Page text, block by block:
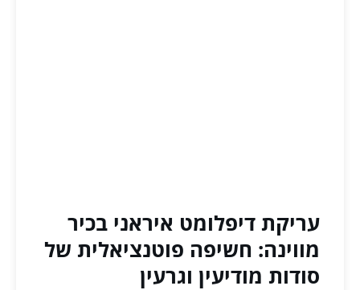
עריקת דיפלומט איראני בכיר
מווינה: חשיפה פוטנציאלית של
סודות מודיעין וגרעין